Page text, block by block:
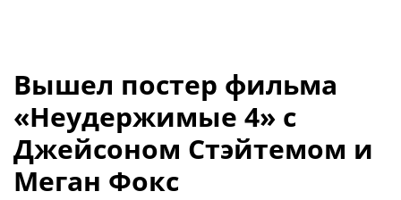
Вышел постер фильма
«Неудержимые 4» с
Джейсоном Стэйтемом и
Меган Фокс